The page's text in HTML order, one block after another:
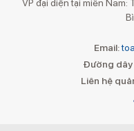
VP đại diện tại miền Nam:
Email:
Đường dây
Liên hệ